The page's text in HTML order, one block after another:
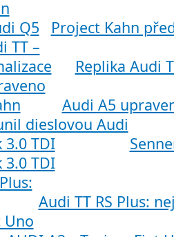
Project Kahn
Replika Audi
Audi A5
3.0 TDI
Audi TT RS Plus: